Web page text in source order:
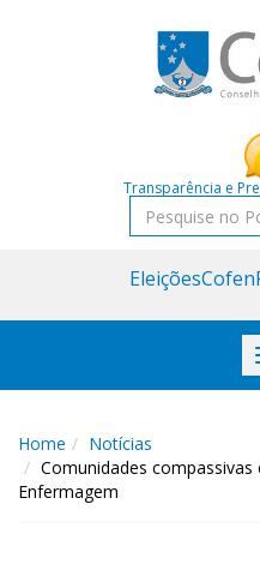
Transparência e
Pesquisar
Eleições
Home
Notícias
Comunidades
Enfermagem